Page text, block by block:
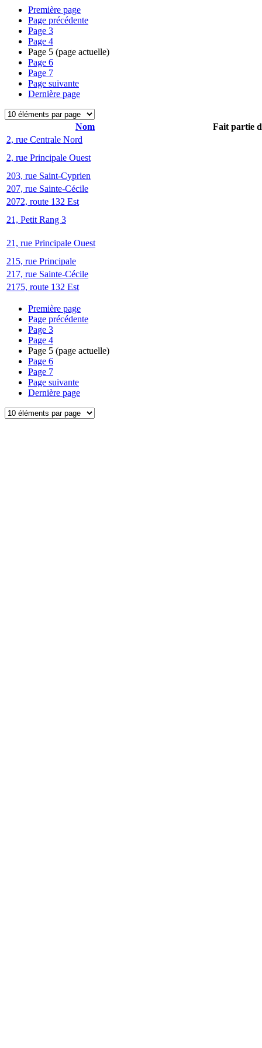
Première page
Page précédente
Page 3
Page 4
Page 5 (page actuelle)
Page 6
Page 7
Page suivante
Dernière page
Nom
Fait partie
2, rue Centrale Nord
2, rue Principale Ouest
203, rue Saint-Cyprien
207, rue Sainte-Cécile
2072, route 132 Est
21, Petit Rang 3
21, rue Principale Ouest
215, rue Principale
217, rue Sainte-Cécile
2175, route 132 Est
Première page
Page précédente
Page 3
Page 4
Page 5 (page actuelle)
Page 6
Page 7
Page suivante
Dernière page